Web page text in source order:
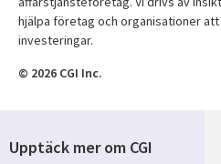
hjälpa företag och organisationer
investeringar.
© 2026 CGI Inc.
Upptäck mer om CGI